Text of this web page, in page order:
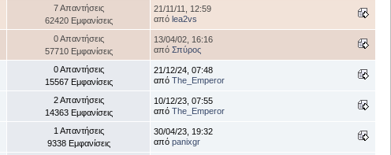
7 Απαντήσεις
62420 Εμφανίσεις
21/11/11, 12:59
από lea2vs
0 Απαντήσεις
57710 Εμφανίσεις
13/04/02, 16:16
από Σπύρος
0 Απαντήσεις
15567 Εμφανίσεις
21/12/24, 07:48
από The_Emperor
2 Απαντήσεις
14363 Εμφανίσεις
10/12/23, 07:55
από The_Emperor
1 Απαντήσεις
9338 Εμφανίσεις
30/04/23, 19:32
από panixgr